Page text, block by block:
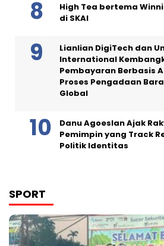
High Tea bertema
di SKAI
Lianlian DigiTech dan
International
Pembayaran Berbasis
Proses Pengadaan
Global
Danu Agoeslan Ajak
Pemimpin yang Track
Politik Identitas
SPORT